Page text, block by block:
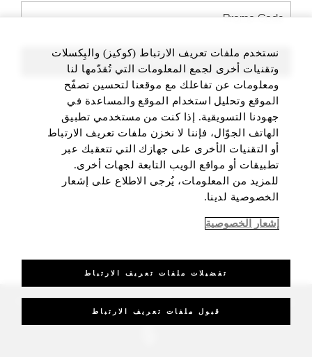
FIND ROOMS
نستخدم ملفات تعريف الارتباط (كوكيز) والبِكسلات
وتقنيات أخرى لجمع المعلومات التي تُقدّمها لنا
ومعلومات عن تفاعلك مع موقعنا لتحسين تصفّح
الموقع وتحليل استخدام الموقع والمساعدة في
جهودنا التسويقية. إذا كنت من مستخدمي تطبيق
الهاتف الجوّال، فإننا لا نخزن ملفات تعريف الارتباط
أو التقنيات الأخرى على جهازك التي تتعقبك عبر
تطبيقات أو مواقع الويب التابعة لجهات أخرى.
للمزيد من المعلومات، يُرجى الاطلاع على إشعار
الخصوصية لدينا.
إشعار الخصوصية
تفضيلات ملفات تعريف الارتباط
قبول ملفات تعريف الارتباط